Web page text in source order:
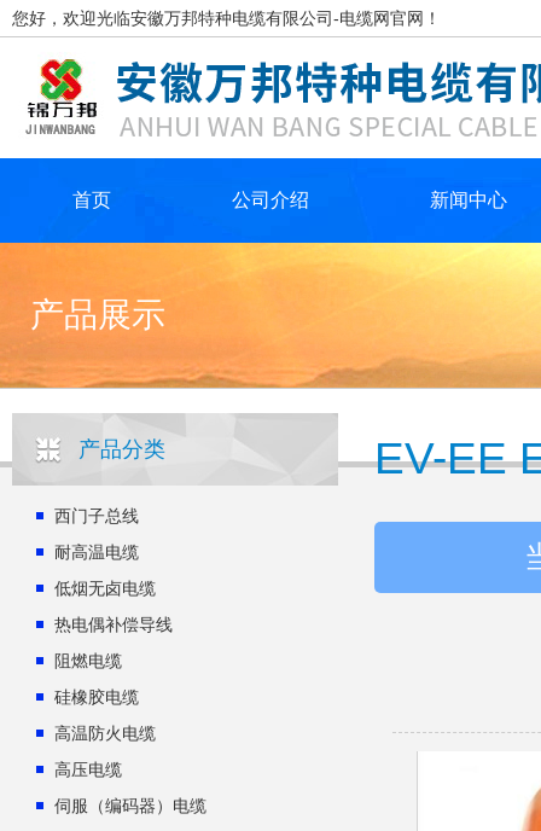
您好，欢迎光临安徽万邦特种电缆有限公司-电缆网官网！
首页 公司介绍 新闻中心
产品展示
产品分类
西门子总线
耐高温电缆
低烟无卤电缆
热电偶补偿导线
阻燃电缆
硅橡胶电缆
高温防火电缆
高压电缆
伺服（编码器）电缆
EV-EE